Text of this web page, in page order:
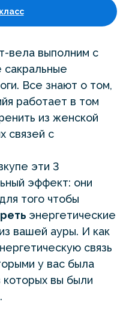
вела выполним с
Все знают о том,
работает в том
из женской
связей с
эти 3
эффект: они
того чтобы
энергетические
вашей ауры. И как
связь
у вас была
которых вы были